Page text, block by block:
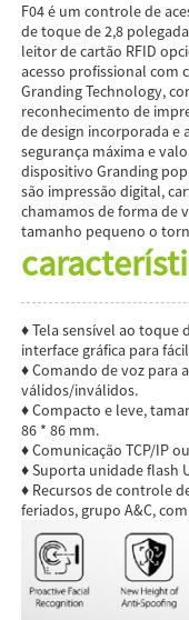
F04 é um controle de
de toque de 2,8
leitor de cartão RFID
acesso profissional com
Granding Technology,
reconhecimento de
de design incorporada e
segurança máxima e
dispositivo Granding
são impressão digital,
chamamos de forma de
tamanho pequeno o
♦ Tela sensível ao toque
interface gráfica para
♦ Comando de voz para
válidos/inválidos.
♦ Compacto e leve,
86 * 86 mm.
♦ Comunicação TCP/IP
♦ Suporta unidade flash
♦ Recursos de controle
feriados, grupo A&C,